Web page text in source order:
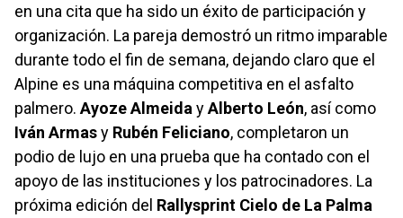
en una cita que ha sido un éxito de participación y
organización. La pareja demostró un ritmo imparable
durante todo el fin de semana, dejando claro que el
Alpine es una máquina competitiva en el asfalto
palmero. Ayoze Almeida yAlberto León, así como
Iván Armasy Rubén Feliciano, completaron un
podio de lujo en una prueba que ha contado con el
apoyo de las instituciones y los patrocinadores. La
próxima edición del Rallysprint Cielo de La Palma